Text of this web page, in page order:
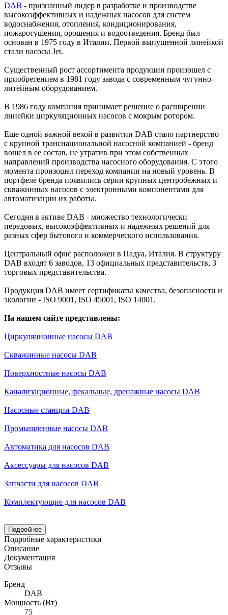
DAB - признанный лидер в разработке и производстве
высокоэффективных и надежных насосов для систем
водоснабжения, отопления, кондиционирования,
пожаротушения, орошения и водоотведения. Бренд был
основан в 1975 году в Италии. Первой выпущенной линейкой
стали насосы Jet.
Существенный рост ассортимента продукции произошел с
приобретением в 1981 году завода с современным чугунно-
литейным оборудованием.
В 1986 году компания принимает решение о расширении
линейки циркуляционных насосов с мокрым ротором.
Еще одной важной вехой в развитии DAB стало партнерство
с крупной транснациональной насосной компанией - бренд
вошел в ее состав, не утратив при этом собственных
направлений производства насосного оборудования. С этого
момента произошел переход компании на новый уровень. В
портфеле бренда появились серии крупных центробежных и
скважинных насосов с электронными компонентами для
автоматизации их работы.
Сегодня в активе DAB - множество технологически
передовых, высокоэффективных и надежных решений для
разных сфер бытового и коммерческого использования.
Центральный офис расположен в Падуа, Италия. В структуру
DAB входят 6 заводов, 13 официальных представительств, 3
торговых представительства.
Продукция DAB имеет сертификаты качества, безопасности и
экологии - ISO 9001, ISO 45001, ISO 14001.
На нашем сайте представлены:
Циркуляционные насосы DAB
Скважинные насосы DAB
Поверхностные насосы DAB
Канализационные, фекальные, дренажные насосы DAB
Насосные станции DAB
Промышленные насосы DAB
Автоматика для насосов DAB
Аксессуары для насосов DAB
Запчасти для насосов DAB
Комплектующие для насосов DAB
Подробнее
Подробные характеристики
Описание
Документация
Отзывы
Бренд
DAB
Мощность (Вт)
75